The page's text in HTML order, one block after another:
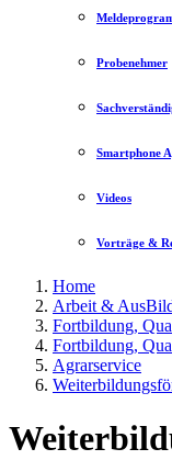
Probenehmer
Smartphone
Videos
Vorträge &
Home
Arbeit &
Fortbildung,
Fortbildung,
Agrarservice